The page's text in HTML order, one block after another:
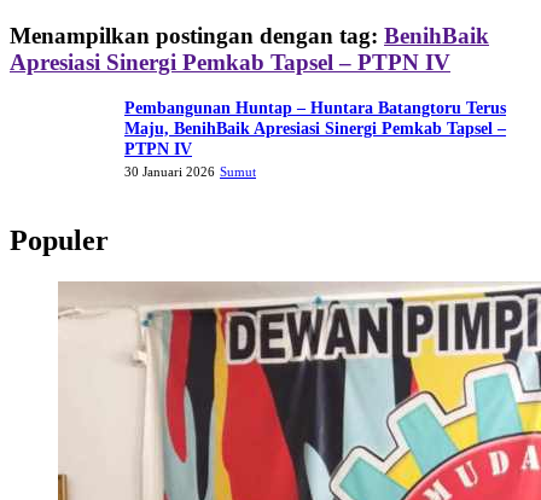
Menampilkan postingan dengan tag: BenihBaik
Apresiasi Sinergi Pemkab Tapsel – PTPN IV
Pembangunan Huntap – Huntara Batangtoru Terus
Maju, BenihBaik Apresiasi Sinergi Pemkab Tapsel –
PTPN IV
30 Januari 2026 Sumut
Populer